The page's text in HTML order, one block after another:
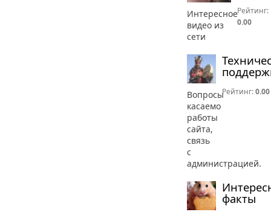
Интересное
видео из
сети
Рейтинг:
0.00
Вопросы
касаемо
работы
сайта,
связь
с
администрацией.
Рейтинг:0.00
факты